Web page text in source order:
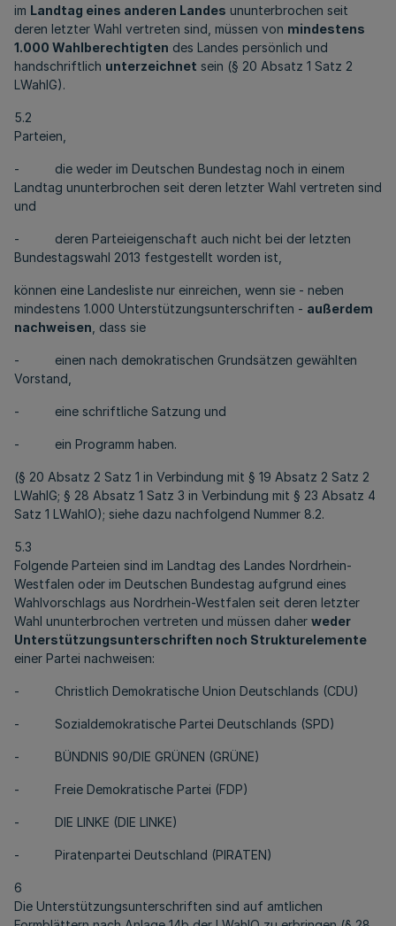
im Landtag eines anderen Landes ununterbrochen seit
deren letzter Wahl vertreten sind, müssen von mindestens
1.000 Wahlberechtigten des Landes persönlich und
handschriftlich unterzeichnet sein (§ 20 Absatz 1 Satz 2
LWahlG).
5.2
Parteien,
- die weder im Deutschen Bundestag noch in einem
Landtag ununterbrochen seit deren letzter Wahl vertreten sind
und
- deren Parteieigenschaft auch nicht bei der letzten
Bundestagswahl 2013 festgestellt worden ist,
können eine Landesliste nur einreichen, wenn sie - neben
mindestens 1.000 Unterstützungsunterschriften - außerdem
nachweisen , dass sie
- einen nach demokratischen Grundsätzen gewählten
Vorstand,
- eine schriftliche Satzung und
- ein Programm haben.
(§ 20 Absatz 2 Satz 1 in Verbindung mit § 19 Absatz 2 Satz 2
LWahlG; § 28 Absatz 1 Satz 3 in Verbindung mit § 23 Absatz 4
Satz 1 LWahlO); siehe dazu nachfolgend Nummer 8.2.
5.3
Folgende Parteien sind im Landtag des Landes Nordrhein-
Westfalen oder im Deutschen Bundestag aufgrund eines
Wahlvorschlags aus Nordrhein-Westfalen seit deren letzter
Wahl ununterbrochen vertreten und müssen daher weder
Unterstützungsunterschriften noch Strukturelemente
einer Partei nachweisen:
- Christlich Demokratische Union Deutschlands (CDU)
- Sozialdemokratische Partei Deutschlands (SPD)
- BÜNDNIS 90/DIE GRÜNEN (GRÜNE)
- Freie Demokratische Partei (FDP)
- DIE LINKE (DIE LINKE)
- Piratenpartei Deutschland (PIRATEN)
6
Die Unterstützungsunterschriften sind auf amtlichen